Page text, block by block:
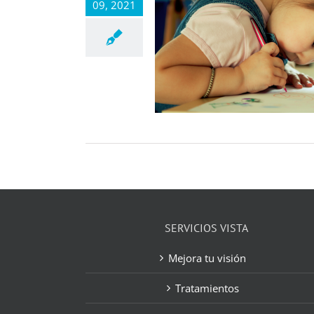
09, 2021
SERVICIOS VISTA
Mejora tu visión
Tratamientos